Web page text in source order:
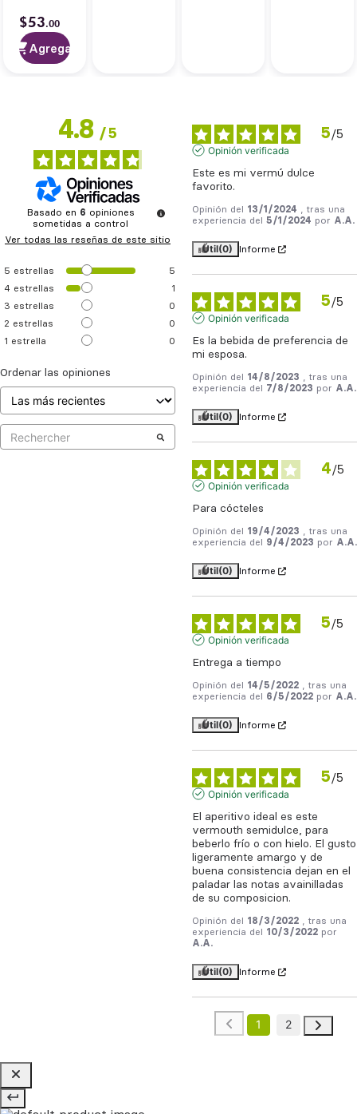
$53.00
Agregar
4.8/5
Basado en 6 opiniones
sometidas a control
Ver todas las reseñas de este sitio
5 estrellas
5
4 estrellas
1
3 estrellas
0
2 estrellas
0
1 estrella 0
Ordenar las opiniones
5/5
Opinión verificada
Este es mi vermú dulce
favorito.
Opinión del 13/1/2024
, tras una
experiencia del 5/1/2024 por A.A.
Útil(0) Informe
5/5
Opinión verificada
Es la bebida de preferencia de
mi esposa.
Opinión del 14/8/2023
, tras una
experiencia del
7/8/2023 por A.A.
Útil(0) Informe
4/5
Opinión verificada
Para cócteles
Opinión del 19/4/2023
, tras una
experiencia del
9/4/2023 por A.A.
Útil(0) Informe
5/5
Opinión verificada
Entrega a tiempo
Opinión del 14/5/2022
, tras una
experiencia del
6/5/2022 por A.A.
Útil(0) Informe
5/5
Opinión verificada
El aperitivo ideal es este
vermouth semidulce, para
beberlo frío o con hielo. El gusto
ligeramente amargo y de
buena consistencia dejan en el
paladar las notas avainilladas
de su composicion.
Opinión del 18/3/2022
, tras una
experiencia del
10/3/2022 por
A.A.
Útil(0) Informe
1 2